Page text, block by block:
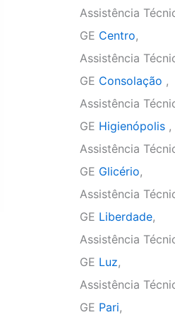
Assistência
GE Centro,
Assistência
GE Consolação ,
Assistência
GE Higienópolis ,
Assistência
GE Glicério,
Assistência
GE Liberdade,
Assistência
GE Luz,
Assistência
GE Pari,